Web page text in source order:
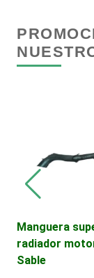
Manguera
radiador
Sable